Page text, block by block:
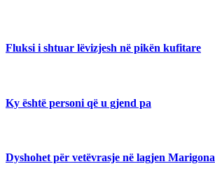
Fluksi i shtuar lëvizjesh në pikën kufitare
Ky është personi që u gjend pa
Dyshohet për vetëvrasje në lagjen Marigona